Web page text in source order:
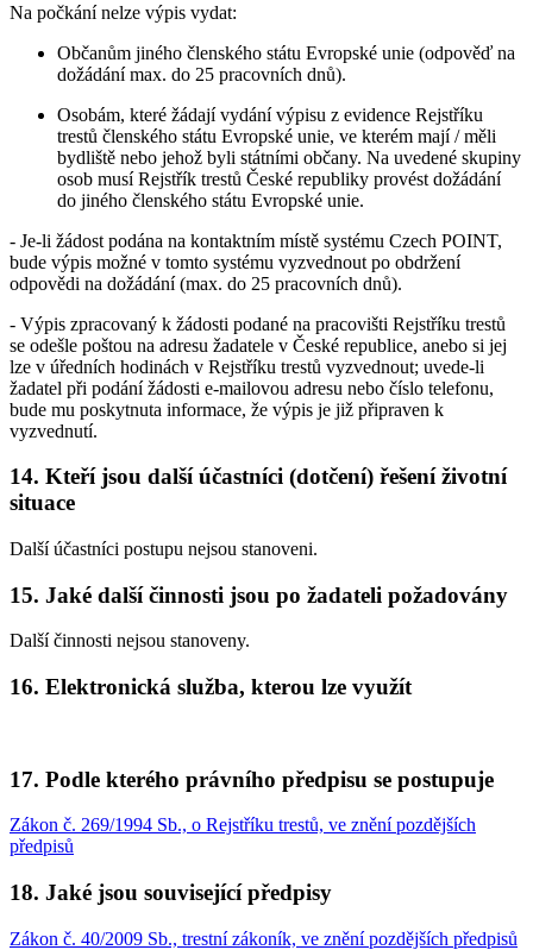
Na počkání nelze výpis vydat:
Občanům jiného členského státu Evropské unie (odpověď na
dožádání max. do 25 pracovních dnů).
Osobám, které žádají vydání výpisu z evidence Rejstříku
trestů členského státu Evropské unie, ve kterém mají / měli
bydliště nebo jehož byli státními občany. Na uvedené skupiny
osob musí Rejstřík trestů České republiky provést dožádání
do jiného členského státu Evropské unie.
- Je-li žádost podána na kontaktním místě systému Czech POINT,
bude výpis možné v tomto systému vyzvednout po obdržení
odpovědi na dožádání (max. do 25 pracovních dnů).
- Výpis zpracovaný k žádosti podané na pracovišti Rejstříku trestů
se odešle poštou na adresu žadatele v České republice, anebo si jej
lze v úředních hodinách v Rejstříku trestů vyzvednout; uvede-li
žadatel při podání žádosti e-mailovou adresu nebo číslo telefonu,
bude mu poskytnuta informace, že výpis je již připraven k
vyzvednutí.
14. Kteří jsou další účastníci (dotčení) řešení životní
situace
Další účastníci postupu nejsou stanoveni.
15. Jaké další činnosti jsou po žadateli požadovány
Další činnosti nejsou stanoveny.
16. Elektronická služba, kterou lze využít
17. Podle kterého právního předpisu se postupuje
Zákon č. 269/1994 Sb., o Rejstříku trestů, ve znění pozdějších
předpisů
18. Jaké jsou související předpisy
Zákon č. 40/2009 Sb., trestní zákoník, ve znění pozdějších předpisů